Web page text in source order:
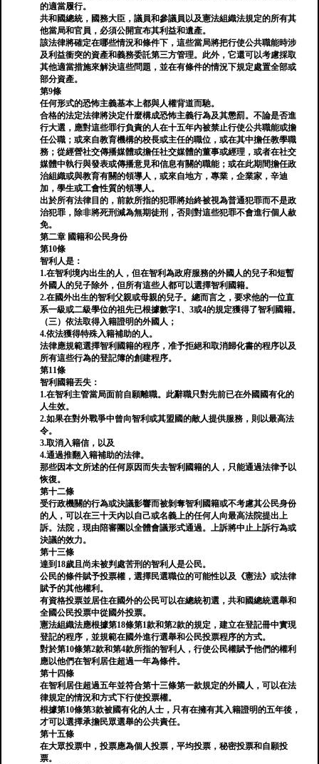
的適當履行。
共和國總統，國務大臣，議員和參議員以及憲法組織法規定的所有其
他當局和官員，必須公開宣布其利益和遺產。
該法律將確定在哪些情況和條件下，這些當局將把行使公共職能時涉
及利益衝突的資產和義務委託第三方管理。此外，它還可以考慮採取
其他適當措施來解決這些問題，並在有條件的情況下規定處置全部或
部分資產。
第9條
任何形式的恐怖主義基本上都與人權背道而馳。
合格的法定法律將決定什麼構成恐怖主義行為及其懲罰。不論是否進
行大選，應對這些罪行負責的人在十五年內被禁止行使公共職能或擔
任公職；或來自教育機構的校長或主任的職位，或在其中擔任教學職
務；從經營社交傳播媒體或擔任社交媒體的董事或經理，或者在社交
媒體中執行與發表或傳播意見和信息有關的職能；或在此期間擔任政
治組織或與教育有關的領導人，或來自地方，專業，企業家，辛迪
加，學生或工會性質的領導人。
出於所有法律目的，前款所指的犯罪將始終被視為普通犯罪而不是政
治犯罪，除非將死刑減為無期徒刑，否則對這些犯罪不會進行個人赦
免。
第二章 國籍和公民身份
第10條
智利人是：
1.在智利境內出生的人，但在智利為政府服務的外國人的兒子和短暫
外國人的兒子除外，但所有這些人都可以選擇智利國籍。
2.在國外出生的智利父親或母親的兒子。總而言之，要求他的一位直
系一級或二級學位的祖先已根據數字1、3或4的規定獲得了智利國籍。
（三）依法取得入籍證明的外國人；
4.依法獲得特殊入籍補助的人。
法律應規範選擇智利國籍的程序，准予拒絕和取消歸化書的程序以及
所有這些行為的登記簿的創建程序。
第11條
智利國籍丟失：
1.在智利主管當局面前自願離職。此辭職只對先前已在外國國有化的
人生效。
2.如果在對外戰爭中曾向智利或其盟國的敵人提供服務，則以最高法
令。
3.取消入籍信，以及
4.通過推翻入籍補助的法律。
那些因本文所述的任何原因而失去智利國籍的人，只能通過法律予以
恢復。
第十二條
受行政機關的行為或決議影響而被剝奪智利國籍或不考慮其公民身份
的人，可以在三十天內以自己或名義上的任何人向最高法院提出上
訴。法院，現由陪審團以全體會議形式通過。上訴將中止上訴行為或
決議的效力。
第十三條
達到18歲且尚未被判處苦刑的智利人是公民。
公民的條件賦予投票權，選擇民選職位的可能性以及《憲法》或法律
賦予的其他權利。
有資格投票並居住在國外的公民可以在總統初選，共和國總統選舉和
全國公民投票中從國外投票。
憲法組織法應根據第18條第1款和第2款的規定，建立在登記冊中實現
登記的程序，並規範在國外進行選舉和公民投票程序的方式。
對於第10條第2款和第4款所指的智利人，行使公民權賦予他們的權利
應以他們在智利居住超過一年為條件。
第十四條
在智利居住超過五年並符合第十三條第一款規定的外國人，可以在法
律規定的情況和方式下行使投票權。
根據第10條第3款被國有化的人士，只有在擁有其入籍證明的五年後，
才可以選擇承擔民眾選舉的公共責任。
第十五條
在大眾投票中，投票應為個人投票，平均投票，秘密投票和自願投
票。